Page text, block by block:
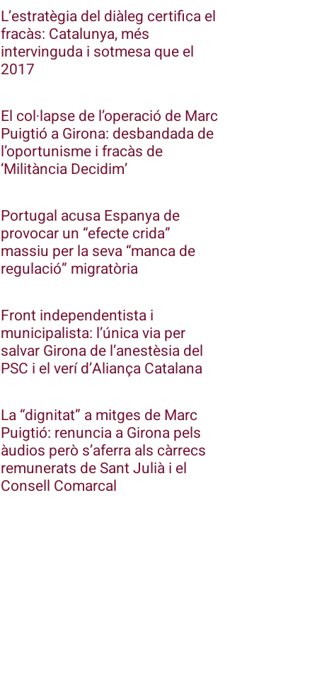
L’estratègia del diàleg certifica el
fracàs: Catalunya, més
intervinguda i sotmesa que el
2017
El col·lapse de l’operació de Marc
Puigtió a Girona: desbandada de
l’oportunisme i fracàs de
‘Militància Decidim’
Portugal acusa Espanya de
provocar un “efecte crida”
massiu per la seva “manca de
regulació” migratòria
Front independentista i
municipalista: l’única via per
salvar Girona de l’anestèsia del
PSC i el verí d’Aliança Catalana
La “dignitat” a mitges de Marc
Puigtió: renuncia a Girona pels
àudios però s’aferra als càrrecs
remunerats de Sant Julià i el
Consell Comarcal